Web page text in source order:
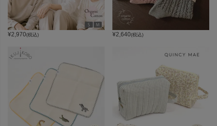
¥2,970(税込) ¥2,640(税込)